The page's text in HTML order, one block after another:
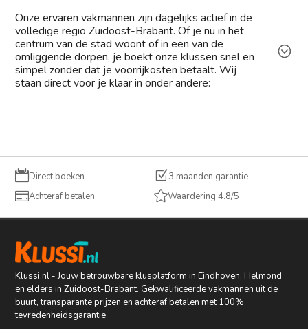
Onze ervaren vakmannen zijn dagelijks actief in de
volledige regio Zuidoost-Brabant. Of je nu in het
centrum van de stad woont of in een van de
omliggende dorpen, je boekt onze klussen snel en
simpel zonder dat je voorrijkosten betaalt. Wij
staan direct voor je klaar in onder andere:
Direct boeken Z 3 maanden garantie
Achteraf betalen Waardering 4.8/5
Klussi.nl - Jouw betrouwbare klusplatform in Eindhoven, Helmond
en elders in Zuidoost-Brabant. Gekwalificeerde vakmannen uit de
buurt, transparante prijzen en achteraf betalen met 100%
tevredenheidsgarantie.